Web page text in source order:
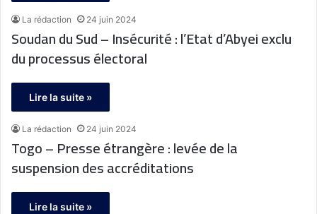
La rédaction 24 juin 2024
Soudan du Sud – Insécurité : l’Etat d’Abyei exclu
du processus électoral
Lire la suite »
La rédaction 24 juin 2024
Togo – Presse étrangère : levée de la
suspension des accréditations
Lire la suite »